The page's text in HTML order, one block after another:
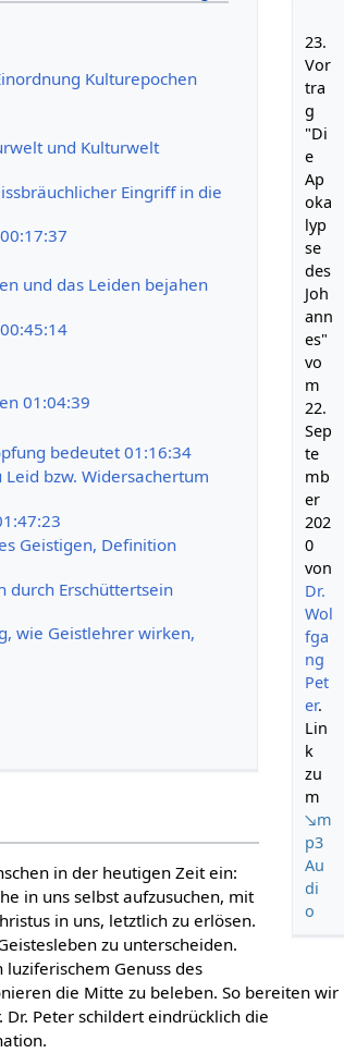
23.
Vor
tra
g
"Di
e
Ap
oka
lyp
se
des
Joh
ann
es"
vo
m
22.
Sep
te
mb
er
202
0
von
Dr.
Wol
fga
ng
Pet
er.
Lin
k
zu
m
↘m
p3
Au
di
o
Kulturepochen
und Kulturwelt
Eingriff in die
und das Leiden bejahen
01:04:39
bedeutet 01:16:34
Leid bzw. Widersachertum
Geistigen, Definition
durch Erschüttertsein
wie Geistlehrer wirken,
in der heutigen Zeit ein:
in uns selbst aufzusuchen, mit
in uns, letztlich zu erlösen.
zu unterscheiden.
Genuss des
die Mitte zu beleben. So bereiten wir
Peter schildert eindrücklich die